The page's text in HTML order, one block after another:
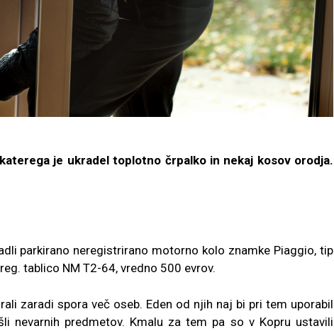
je ukradel toplotno črpalko in nekaj kosov orodja.
parkirano neregistrirano motorno kolo znamke Piaggio, tip
tablico NM T2-64, vredno 500 evrov.
zaradi spora več oseb. Eden od njih naj bi pri tem uporabil
nevarnih predmetov. Kmalu za tem pa so v Kopru ustavili